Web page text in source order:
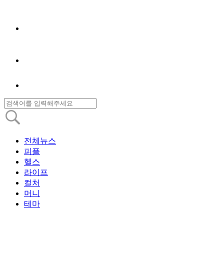
전체뉴스
피플
헬스
라이프
컬처
머니
테마